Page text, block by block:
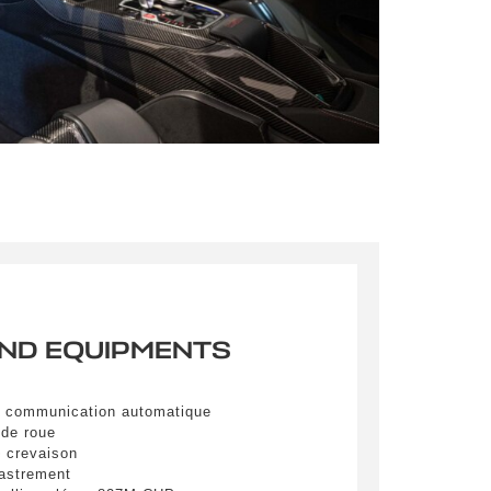
eget
eget
EQUIPMENTS
automatique
roue
crevaison